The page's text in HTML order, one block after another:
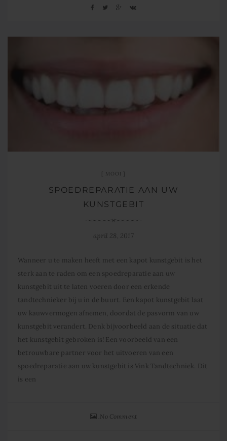
MOOI
SPOEDREPARATIE AAN UW
KUNSTGEBIT
april 28, 2017
Wanneer u te maken heeft met een kapot kunstgebit is het
sterk aan te raden om een spoedreparatie aan uw
kunstgebit uit te laten voeren door een erkende
tandtechnieker bij u in de buurt. Een kapot kunstgebit laat
uw kauwvermogen afnemen, doordat de pasvorm van uw
kunstgebit verandert. Denk bijvoorbeeld aan de situatie dat
het kunstgebit gebroken is! Een voorbeeld van een
betrouwbare partner voor het uitvoeren van een
spoedreparatie aan uw kunstgebit is Vink Tandtechniek. Dit
is een
No Comment